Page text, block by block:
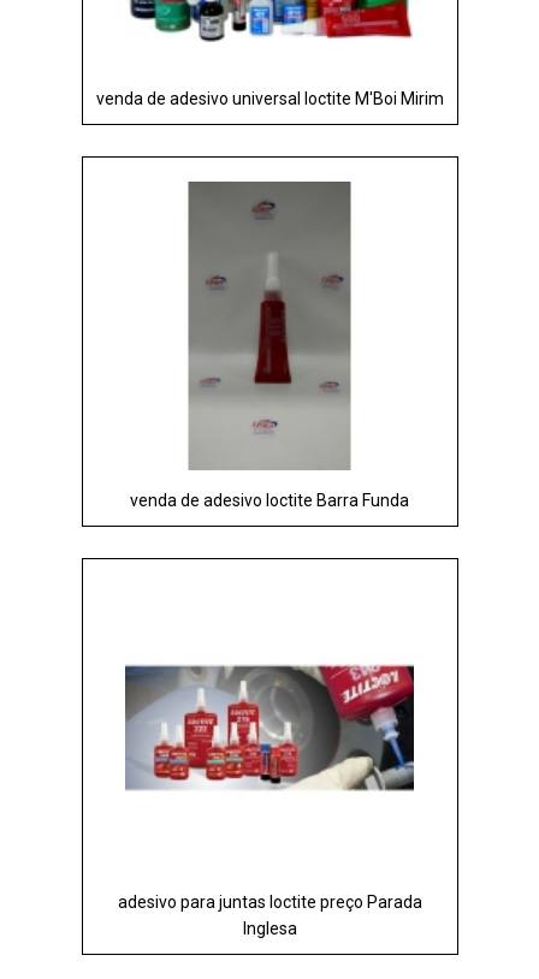
venda de adesivo universal loctite M'Boi Mirim
venda de adesivo loctite Barra Funda
adesivo para juntas loctite preço Parada
Inglesa